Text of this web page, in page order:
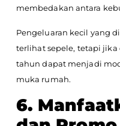
membedakan antara
Pengeluaran kecil yang
terlihat sepele, tetapi
tahun dapat menjadi
muka rumah.
6.